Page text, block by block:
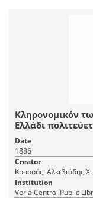
Κληρονομικόν
Ελλάδι
Date
1886
Creator
Κρασσάς, Αλκιβιάδης
Institution
Veria Central Public